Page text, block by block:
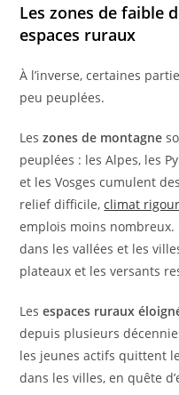
Les zones de faible
espaces ruraux
À l’inverse, certaines
peu peuplées.
Leszones de montagne
peuplées : les Alpes, les
et les Vosges cumulent
relief difficile,climat
emplois moins nombreux.
dans les vallées et les
plateaux et les versants
Lesespaces ruraux
depuis plusieurs
les jeunes actifs quittent
dans les villes, en quête